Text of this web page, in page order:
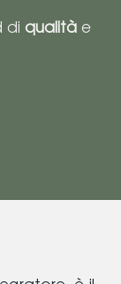
di qualità e